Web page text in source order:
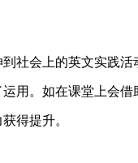
会上的英文实践活
用。如在课堂上会
得提升。